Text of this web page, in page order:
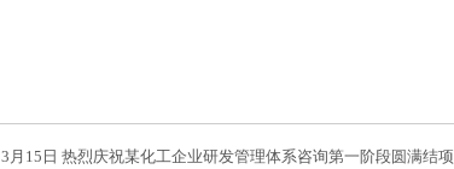
3月15日 热烈庆祝某化工企业研发管理体系咨询第一阶段圆满结项